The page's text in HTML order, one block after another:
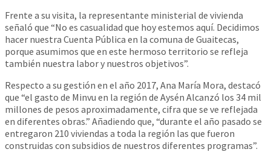
Frente a su visita, la representante ministerial de vivienda
señaló que “No es casualidad que hoy estemos aquí. Decidimos
hacer nuestra Cuenta Pública en la comuna de Guaitecas,
porque asumimos que en este hermoso territorio se refleja
también nuestra labor y nuestros objetivos”.
Respecto a su gestión en el año 2017, Ana María Mora, destacó
que “el gasto de Minvu en la región de Aysén Alcanzó los 34 mil
millones de pesos aproximadamente, cifra que se ve reflejada
en diferentes obras.” Añadiendo que, “durante el año pasado se
entregaron 210 viviendas a toda la región las que fueron
construidas con subsidios de nuestros diferentes programas”.